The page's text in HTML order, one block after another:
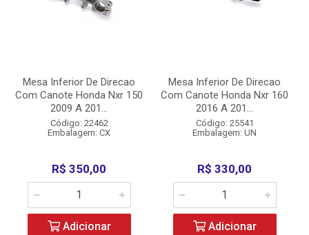
Mesa Inferior De Direcao
Com Canote Honda Nxr 150
2009 A 201...
Código: 22462
Embalagem: CX
R$ 350,00
Adicionar
Mesa Inferior De Direcao
Com Canote Honda Nxr 160
2016 A 201...
Código: 25541
Embalagem: UN
R$ 330,00
Adicionar